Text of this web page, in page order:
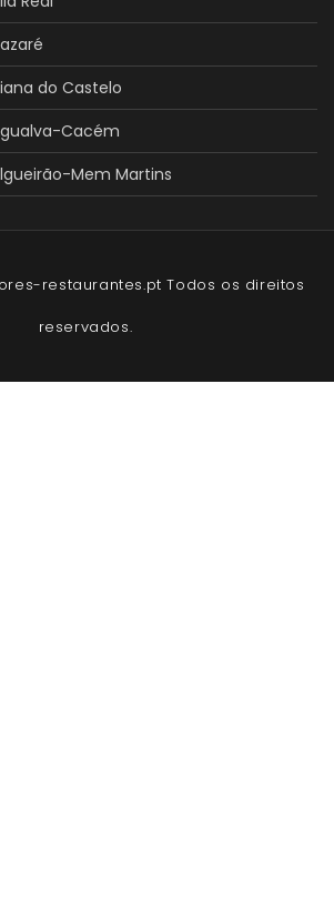
do Castelo
Cacém
Mem Martins
restaurantes.pt Todos os direitos
reservados.